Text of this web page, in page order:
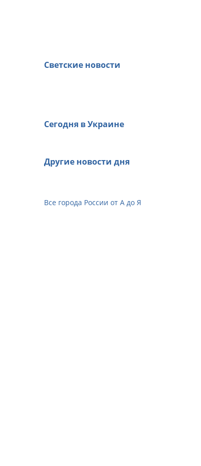
Светские новости
Сегодня в Украине
Другие новости дня
Все города России от А до Я